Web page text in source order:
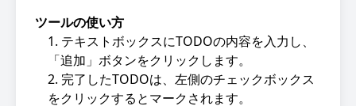
ツールの使い方
テキストボックスにTODOの内容を入力し、
「追加」ボタンをクリックします。
完了したTODOは、左側のチェックボックス
をクリックするとマークされます。